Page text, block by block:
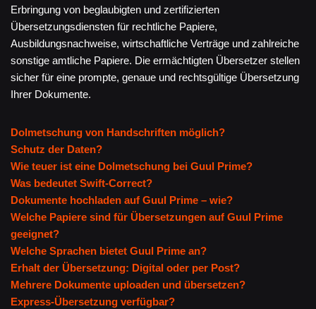
Erbringung von beglaubigten und zertifizierten
Übersetzungsdiensten für rechtliche Papiere,
Ausbildungsnachweise, wirtschaftliche Verträge und zahlreiche
sonstige amtliche Papiere. Die ermächtigten Übersetzer stellen
sicher für eine prompte, genaue und rechtsgültige Übersetzung
Ihrer Dokumente.
Dolmetschung von Handschriften möglich?
Schutz der Daten?
Wie teuer ist eine Dolmetschung bei Guul Prime?
Was bedeutet Swift-Correct?
Dokumente hochladen auf Guul Prime – wie?
Welche Papiere sind für Übersetzungen auf Guul Prime
geeignet?
Welche Sprachen bietet Guul Prime an?
Erhalt der Übersetzung: Digital oder per Post?
Mehrere Dokumente uploaden und übersetzen?
Express-Übersetzung verfügbar?